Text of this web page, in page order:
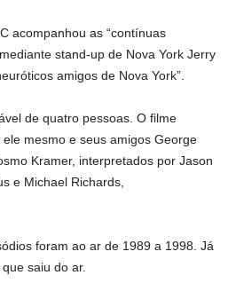
acompanhou as “contínuas
stand-up de Nova York Jerry
amigos de Nova York”.
de quatro pessoas. O filme
mesmo e seus amigos George
Kramer, interpretados por Jason
e Michael Richards,
foram ao ar de 1989 a 1998. Já
saiu do ar.